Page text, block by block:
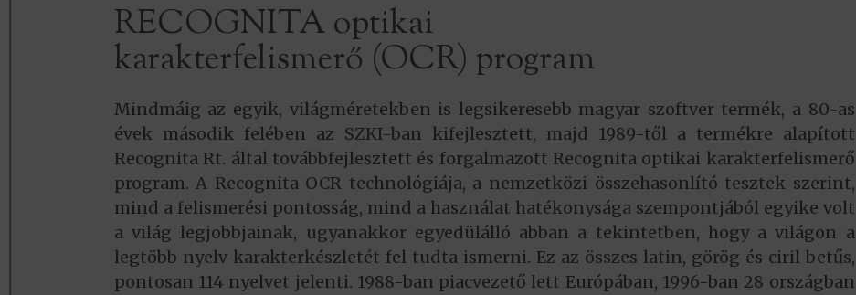
RECOGNITA optikai
karakterfelismerő (OCR) program
Mindmáig az egyik, világméretekben is legsikeresebb magyar szoftver termék, a 80-as
évek második felében az SZKI-ban kifejlesztett, majd 1989-től a termékre alapított
Recognita Rt. által továbbfejlesztett és forgalmazott Recognita optikai karakterfelismerő
program. A Recognita OCR technológiája, a nemzetközi összehasonlító tesztek szerint,
mind a felismerési pontosság, mind a használat hatékonysága szempontjából egyike volt
a világ legjobbjainak, ugyanakkor egyedülálló abban a tekintetben, hogy a világon a
legtöbb nyelv karakterkészletét fel tudta ismerni. Ez az összes latin, görög és ciril betűs,
pontosan 114 nyelvet jelenti. 1988-ban piacvezető lett Európában, 1996-ban 28 országban